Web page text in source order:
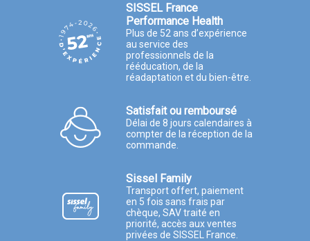
SISSEL France
Performance Health
Plus de 52 ans d’expérience
au service des
professionnels de la
rééducation, de la
réadaptation et du bien-être.
Satisfait ou remboursé
Délai de 8 jours calendaires à
compter de la réception de la
commande.
Sissel Family
Transport offert, paiement
en 5 fois sans frais par
chèque, SAV traité en
priorité, accès aux ventes
privées de SISSEL France.